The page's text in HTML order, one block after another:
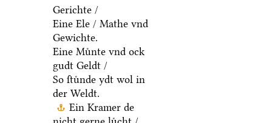
Gerichte /
Eine Ele / Mathe vnd
Gewichte.
Eine Muͤnte vnd ock
gudt Geldt /
So ſtuͤnde ydt wol in
der Weldt.
Ein Kramer de